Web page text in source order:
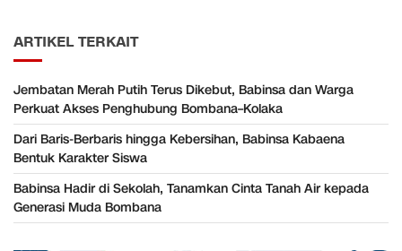
ARTIKEL TERKAIT
Jembatan Merah Putih Terus Dikebut, Babinsa dan Warga
Perkuat Akses Penghubung Bombana–Kolaka
Dari Baris-Berbaris hingga Kebersihan, Babinsa Kabaena
Bentuk Karakter Siswa
Babinsa Hadir di Sekolah, Tanamkan Cinta Tanah Air kepada
Generasi Muda Bombana